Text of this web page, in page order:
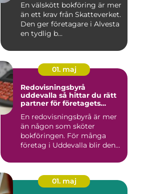
En välskött bokföring är mer
än ett krav från Skatteverket.
Den ger företagare i Alvesta
en tydlig b...
01. maj
Redovisningsbyrå
uddevalla så hittar du rätt
partner för företagets
En redovisningsbyrå är mer
än någon som sköter
bokföringen. För många
företag i Uddevalla blir den
01. maj